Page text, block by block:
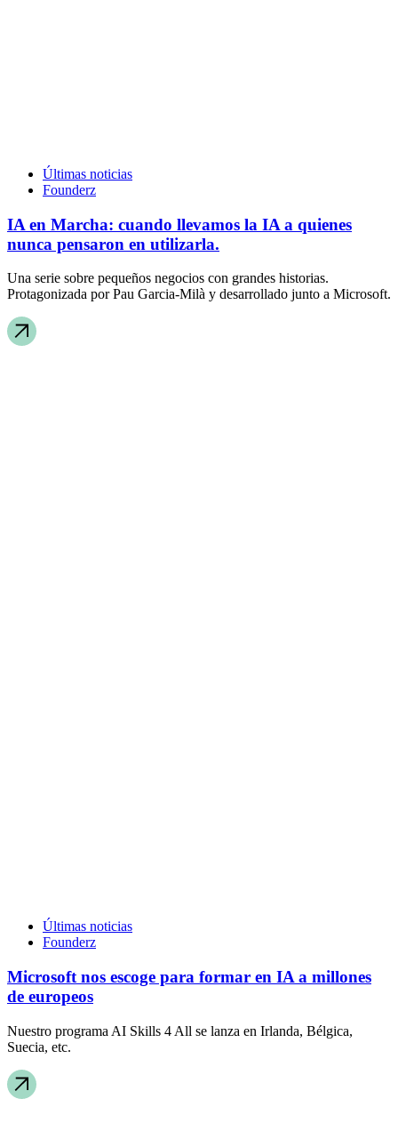
Últimas noticias
Founderz
IA en Marcha: cuando llevamos la IA a quienes
nunca pensaron en utilizarla.
Una serie sobre pequeños negocios con grandes historias.
Protagonizada por Pau Garcia-Milà y desarrollado junto a Microsoft.
Últimas noticias
Founderz
Microsoft nos escoge para formar en IA a millones
de europeos
Nuestro programa AI Skills 4 All se lanza en Irlanda, Bélgica,
Suecia, etc.